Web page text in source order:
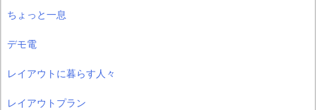
ちょっと一息
デモ電
レイアウトに暮らす人々
レイアウトプラン